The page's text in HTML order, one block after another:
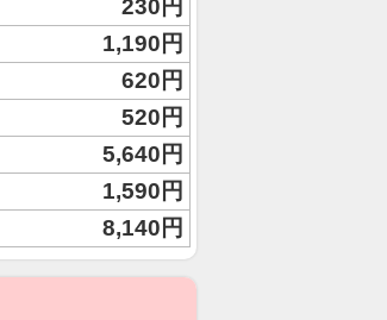
230円
1,190円
620円
520円
5,640円
1,590円
8,140円